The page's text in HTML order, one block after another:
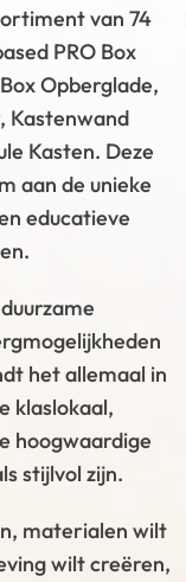
van 74
PRO Box
Opberglade,
Kastenwand
Kasten. Deze
aan de unieke
educatieve
het allemaal in
klaslokaal,
hoogwaardige
stijlvol zijn.
materialen wilt
wilt creëren,